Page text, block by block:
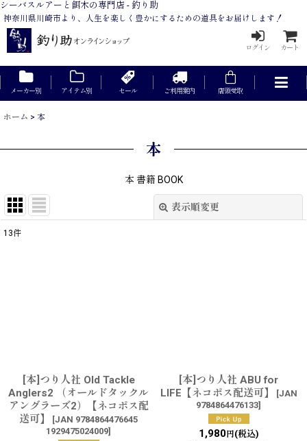
シーバスルアーと餌木の専門店 - 釣り助
神奈川県川崎市より、人生を楽しく豊かにするための道具をお届けします！
ログイン カート
メーカー別 アイテム別 セール ご利用案内 店頭受取
ホーム > 本
本
本 書籍 BOOK
表示順変更
13件
[本]つり人社 Old Tackle
Anglers2 （オールドタックル
アングラーズ2）【ネコポス配
送可】
[JAN 9784864476645
1929475024009]
[本]つり人社 ABU for
LIFE【ネコポス配送可】
[JAN
9784864476133]
1,980円(税込)